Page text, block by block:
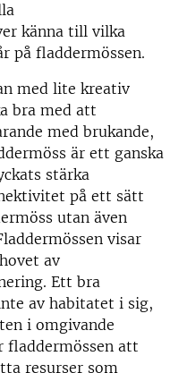
känna till vilka
på fladdermössen.
med lite kreativ
bra med att
med brukande,
är ett ganska
stärka
på ett sätt
utan även
visar
av
Ett bra
av habitatet i sig,
i omgivande
fladdermössen att
resurser som